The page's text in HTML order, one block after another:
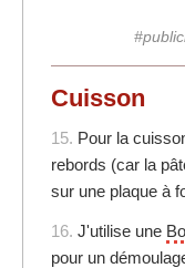
Cuisson
15. Pour la
rebords (car la
sur une plaque à
16. J'utilise une
pour un